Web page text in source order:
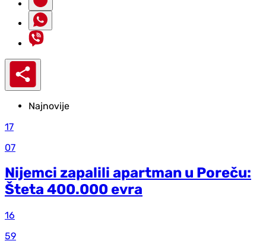
Najnovije
17
07
Nijemci zapalili apartman u Poreču:
Šteta 400.000 evra
16
59